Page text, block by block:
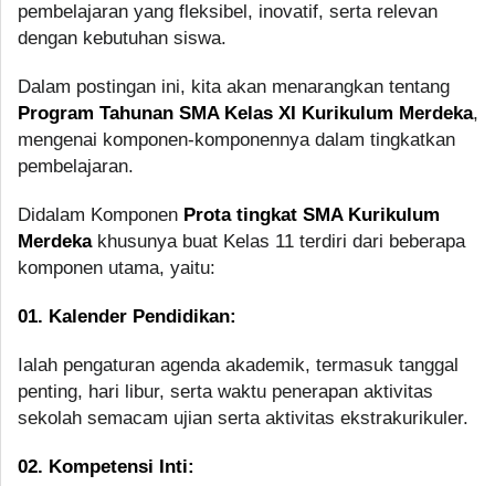
pembelajaran yang fleksibel, inovatif, serta relevan
dengan kebutuhan siswa.
Dalam postingan ini, kita akan menarangkan tentang
Program Tahunan SMA Kelas XI Kurikulum Merdeka,
mengenai komponen-komponennya dalam tingkatkan
pembelajaran.
Didalam Komponen Prota tingkat SMA Kurikulum
Merdekakhusunya buat Kelas 11 terdiri dari beberapa
komponen utama, yaitu:
01. Kalender Pendidikan:
Ialah pengaturan agenda akademik, termasuk tanggal
penting, hari libur, serta waktu penerapan aktivitas
sekolah semacam ujian serta aktivitas ekstrakurikuler.
02. Kompetensi Inti: